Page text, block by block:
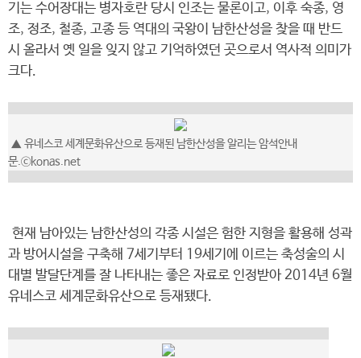
기는 수어장대는 병자호란 당시 인조는 물론이고, 이후 숙종, 영
조, 정조, 철종, 고종 등 역대의 국왕이 남한산성을 찾을 때 반드
시 올라서 옛 일을 잊지 않고 기억하였던 곳으로서 역사적 의미가
크다.
▲ 유네스코 세계문화유산으로 등재된 남한산성을 알리는 암석안내
문.ⓒkonas.net
현재 남아있는 남한산성의 각종 시설은 험한 지형을 활용해 성곽
과 방어시설을 구축해 7세기부터 19세기에 이르는 축성술의 시
대별 발달단계를 잘 나타내는 좋은 자료로 인정받아 2014년 6월
유네스코 세계문화유산으로 등재됐다.